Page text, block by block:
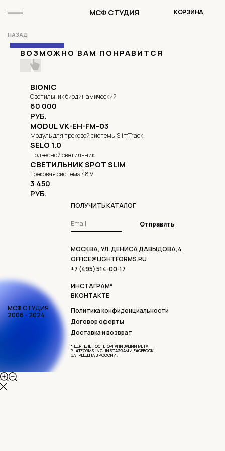
МСФ СТУДИЯ КОРЗИНА
НАЗАД
WEVER&DUCRE
SKU:
BUY NOW
ВОЗМОЖНО ВАМ ПОНРАВИТСЯ
BIONIC
Светильник биодинамический
60 000
РУБ.
MODUL VK-EH-FM-03
Модуль для трековой системы SlimTrack
SELO 1.0
Подвесной светильник
СВЕТИЛЬНИК SPOT SLIM
Трековая система 48 V
3 450
РУБ.
МСФ СТУДИЯ
2006 - 2024
МОСКВА, УЛ. ДЕНИСА ДАВЫДОВА,4
ПОЛУЧИТЬ КАТАЛОГ
ИНСТАГРАМ*
ВКОНТАКТЕ
+7 (495) 514-00-17
OFFICE@LIGHTFORMS.RU
Отправить
* ДЕЯТЕЛЬНОСТЬ ОРГАНИЗАЦИИ META
PLATFORMS INC, INSTAGRAM И FACEBOOK
ЗАПРЕЩЕНА В РОССИИ.
Политика конфиденциальности
Договор оферты
Доставка и возврат